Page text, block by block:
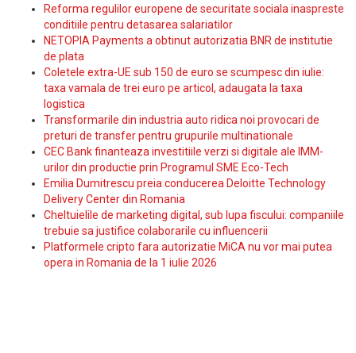
Reforma regulilor europene de securitate sociala inaspreste
conditiile pentru detasarea salariatilor
NETOPIA Payments a obtinut autorizatia BNR de institutie
de plata
Coletele extra-UE sub 150 de euro se scumpesc din iulie:
taxa vamala de trei euro pe articol, adaugata la taxa
logistica
Transformarile din industria auto ridica noi provocari de
preturi de transfer pentru grupurile multinationale
CEC Bank finanteaza investitiile verzi si digitale ale IMM-
urilor din productie prin Programul SME Eco-Tech
Emilia Dumitrescu preia conducerea Deloitte Technology
Delivery Center din Romania
Cheltuielile de marketing digital, sub lupa fiscului: companiile
trebuie sa justifice colaborarile cu influencerii
Platformele cripto fara autorizatie MiCA nu vor mai putea
opera in Romania de la 1 iulie 2026